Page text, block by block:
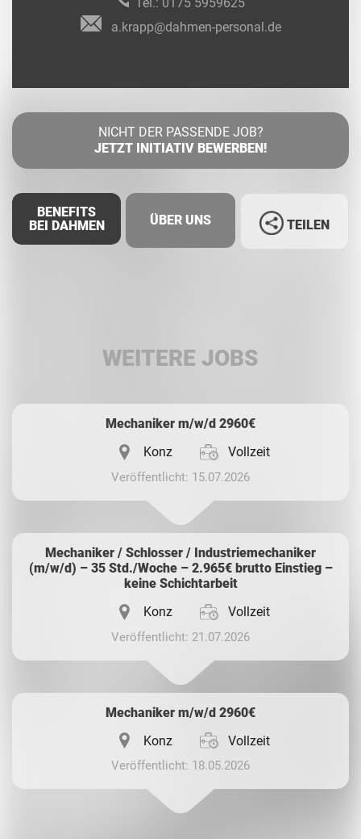
a.krapp@dahmen-personal.de
NICHT DER PASSENDE JOB?
JETZT INITIATIV BEWERBEN!
BENEFITS
BEI DAHMEN
ÜBER UNS TEILEN
WEITERE JOBS
Mechaniker m/w/d 2960€
Konz
Vollzeit
Veröffentlicht: 15.07.2026
Mechaniker / Schlosser / Industriemechaniker
(m/w/d) – 35 Std./Woche – 2.965€ brutto Einstieg –
keine Schichtarbeit
Konz
Vollzeit
Veröffentlicht: 21.07.2026
Mechaniker m/w/d 2960€
Konz
Vollzeit
Veröffentlicht: 18.05.2026